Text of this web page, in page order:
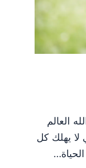
العالم
لا يهلك كل